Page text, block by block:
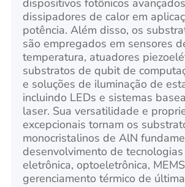
dispositivos fotônicos
dissipadores de calor em
potência. Além disso, os
são empregados em sensores
temperatura, atuadores
substratos de qubit de
e soluções de iluminação de
incluindo LEDs e sistemas
laser. Sua versatilidade e
excepcionais tornam os
monocristalinos de AlN
desenvolvimento de
eletrônica, optoeletrônica,
gerenciamento térmico de